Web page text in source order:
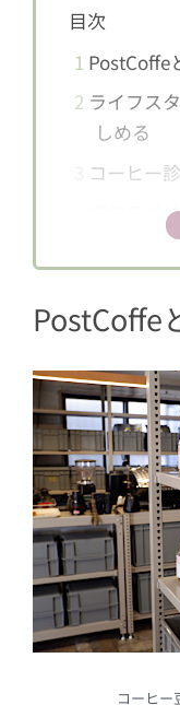
目次
1 PostCoffe
2 ライフス
しめる
コーヒー
プロのバ
PostCoffe
コーヒー